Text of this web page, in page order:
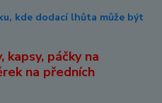
kde dodací lhůta může být
kapsy, páčky na
na předních